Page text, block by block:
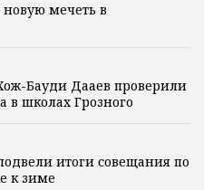
мечеть в
Бауди Дааев проверили
в школах Грозного
итоги совещания по
к зиме